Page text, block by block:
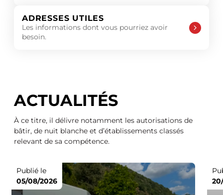
ADRESSES UTILES
Les informations dont vous pourriez avoir
besoin.
ACTUALITÉS
À ce titre, il délivre notamment les autorisations de
bâtir, de nuit blanche et d’établissements classés
relevant de sa compétence.
Publié le
05/08/2026